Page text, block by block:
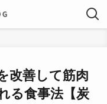
改善して筋肉
る食事法【炭